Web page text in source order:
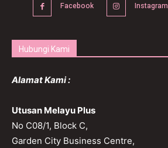
Facebook Instagram
Hubungi Kami
Alamat Kami :
Utusan Melayu Plus
No C08/1, Block C,
Garden City Business Centre,